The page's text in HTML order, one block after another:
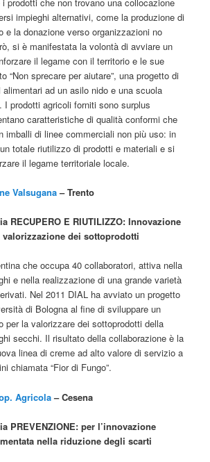
impieghi alternativi, come la produzione di
e la donazione verso organizzazioni no
si è manifestata la volontà di avviare un
il legame con il territorio e le sue
“Non sprecare per aiutare”, una progetto di
alimentari ad un asilo nido e una scuola
I prodotti agricoli forniti sono surplus
caratteristiche di qualità conformi che
imballi di linee commerciali non più uso: in
totale riutilizzo di prodotti e materiali e si
il legame territoriale locale.
Valsugana– Trento
RECUPERO E RIUTILIZZO: Innovazione
dei sottoprodotti
che occupa 40 collaboratori, attiva nella
e nella realizzazione di una grande varietà
Nel 2011 DIAL ha avviato un progetto
di Bologna al fine di sviluppare un
per la valorizzare dei sottoprodotti della
secchi. Il risultato della collaborazione è la
linea di creme ad alto valore di servizio a
chiamata “Fior di Fungo”.
Agricola– Cesena
PREVENZIONE: per l’innovazione
nella riduzione degli scarti